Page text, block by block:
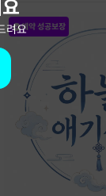
려요예약 성공보장